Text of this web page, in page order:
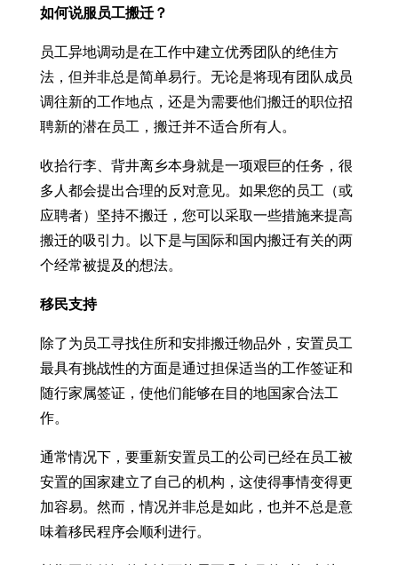
如何说服员工搬迁？
员工异地调动是在工作中建立优秀团队的绝佳方
法，但并非总是简单易行。无论是将现有团队成员
调往新的工作地点，还是为需要他们搬迁的职位招
聘新的潜在员工，搬迁并不适合所有人。
收拾行李、背井离乡本身就是一项艰巨的任务，很
多人都会提出合理的反对意见。如果您的员工（或
应聘者）坚持不搬迁，您可以采取一些措施来提高
搬迁的吸引力。以下是与国际和国内搬迁有关的两
个经常被提及的想法。
移民支持
除了为员工寻找住所和安排搬迁物品外，安置员工
最具有挑战性的方面是通过担保适当的工作签证和
随行家属签证，使他们能够在目的地国家合法工
作。
通常情况下，要重新安置员工的公司已经在员工被
安置的国家建立了自己的机构，这使得事情变得更
加容易。然而，情况并非总是如此，也并不总是意
味着移民程序会顺利进行。